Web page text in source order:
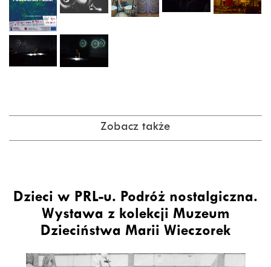
Zobacz także
Dzieci w PRL-u. Podróż nostalgiczna.
Wystawa z kolekcji Muzeum
Dzieciństwa Marii Wieczorek